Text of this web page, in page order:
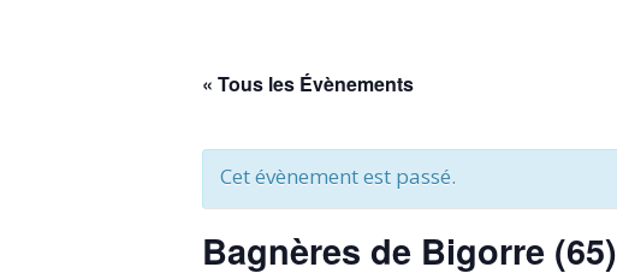
« Tous les Évènements
Cet évènement est passé.
Bagnères de Bigorre (65)